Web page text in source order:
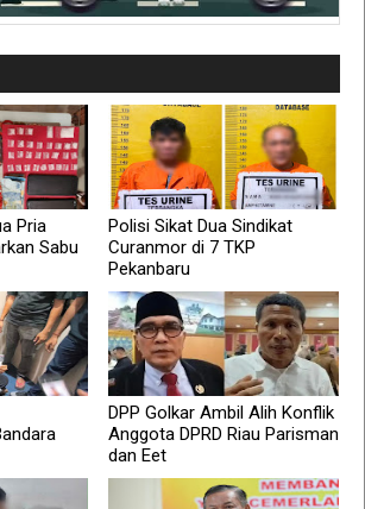
Pria
Sabu
Polisi Sikat Dua Sindikat
Curanmor di 7 TKP
Pekanbaru
DPP Golkar Ambil Alih Konflik
Anggota DPRD Riau Parisman
dan Eet